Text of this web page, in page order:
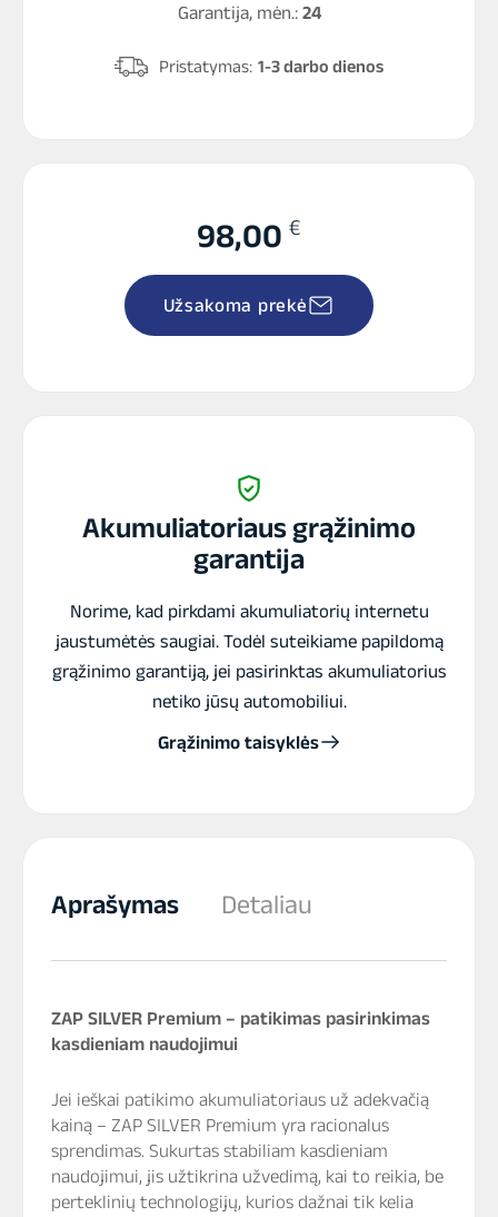
Garantija, mėn.: 24
Pristatymas: 1-3 darbo dienos
98,00 €
Užsakoma prekė
Akumuliatoriaus grąžinimo
garantija
Norime, kad pirkdami akumuliatorių internetu
jaustumėtės saugiai. Todėl suteikiame papildomą
grąžinimo garantiją, jei pasirinktas akumuliatorius
netiko jūsų automobiliui.
Grąžinimo taisyklės
Aprašymas Detaliau
ZAP SILVER Premium – patikimas pasirinkimas
kasdieniam naudojimui
Jei ieškai patikimo akumuliatoriaus už adekvačią
kainą – ZAP SILVER Premium yra racionalus
sprendimas. Sukurtas stabiliam kasdieniam
naudojimui, jis užtikrina užvedimą, kai to reikia, be
perteklinių technologijų, kurios dažnai tik kelia